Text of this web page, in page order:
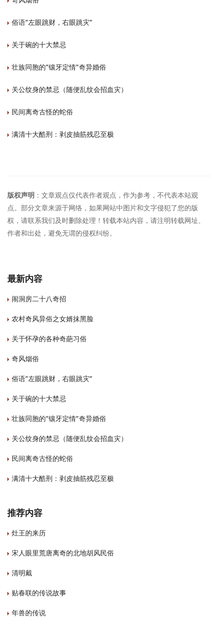
俗语“左眼跳财，右眼跳灾”
关于碗的十大禁忌
壮族同胞的“镶牙定情”奇异婚俗
关公纹身的禁忌（随便乱纹会招血灾）
民间离奇古怪的蛇俗
满清十大酷刑：剥皮抽筋残忍至极
版权声明 ：文章观点仅代表作者观点，作为参考，不代表本站观
点。部分文章来源于网络，如果网站中图片和文字侵犯了您的版
权，请联系我们及时删除处理！转载本站内容，请注明转载网址、
作者和出处，避免无谓的侵权纠纷。
最新内容
闹洞房二十八奇招
农村奇风异俗之女婿抹黑脸
关于怀孕的各种奇葩习俗
奇风烟俗
俗语“左眼跳财，右眼跳灾”
关于碗的十大禁忌
壮族同胞的“镶牙定情”奇异婚俗
关公纹身的禁忌（随便乱纹会招血灾）
民间离奇古怪的蛇俗
满清十大酷刑：剥皮抽筋残忍至极
推荐内容
灶王的来历
宋人眼里荒唐离奇的北地胡风民俗
清明戴
贴春联的传说故事
年兽的传说